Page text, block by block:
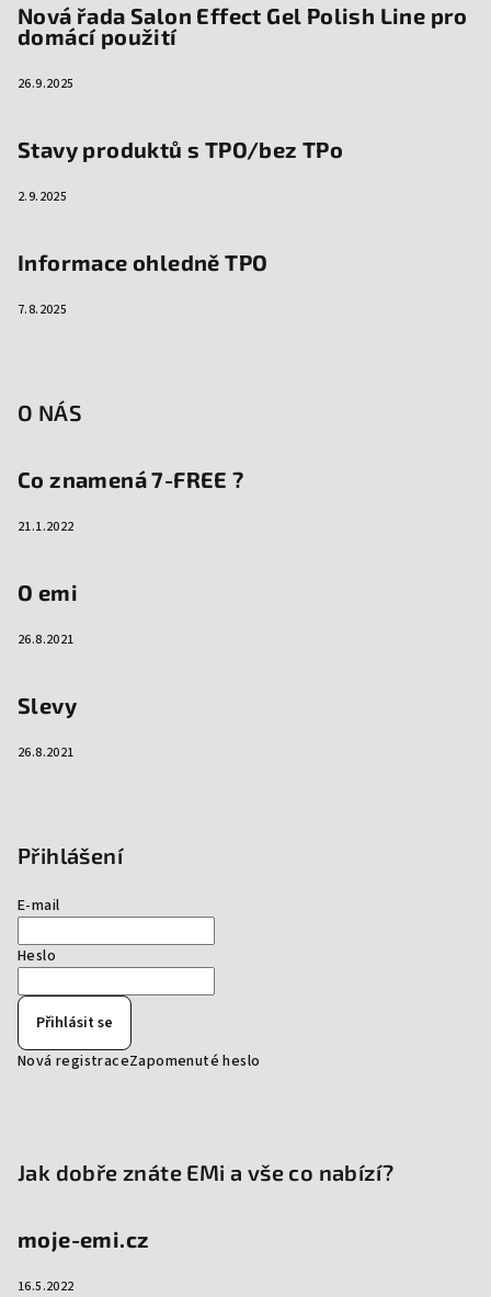
Nová řada Salon Effect Gel Polish Line pro
domácí použití
26.9.2025
Stavy produktů s TPO/bez TPo
2.9.2025
Informace ohledně TPO
7.8.2025
O NÁS
Co znamená 7-FREE ?
21.1.2022
O emi
26.8.2021
Slevy
26.8.2021
Přihlášení
E-mail
Heslo
Přihlásit se
Nová registraceZapomenuté heslo
Jak dobře znáte EMi a vše co nabízí?
moje-emi.cz
16.5.2022